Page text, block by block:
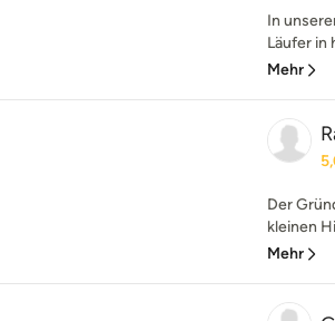
In
Läufer in
Mehr
Der
kleinen
Mehr